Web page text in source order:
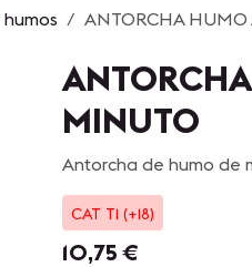
ANTORCHA HUMO
MINUTO
Antorcha de humo de
CAT T1 (+18)
10,75 €